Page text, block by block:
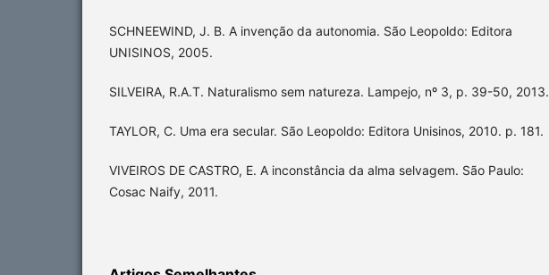
SCHNEEWIND, J. B. A invenção da autonomia. São Leopoldo: Editora
UNISINOS, 2005.
SILVEIRA, R.A.T. Naturalismo sem natureza. Lampejo, nº 3, p. 39-50, 2013.
TAYLOR, C. Uma era secular. São Leopoldo: Editora Unisinos, 2010. p. 181.
VIVEIROS DE CASTRO, E. A inconstância da alma selvagem. São Paulo:
Cosac Naify, 2011.